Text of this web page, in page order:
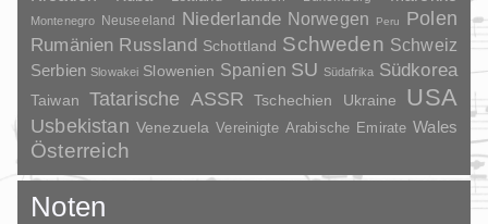
Montenegro Neuseeland Niederlande Norwegen Peru
Polen
Rumänien Russland Schottland Schweden Schweiz
Serbien Slowakei Slowenien Spanien SU Südafrika Südkorea
Taiwan Tatarische ASSR Tschechien Ukraine USA
Usbekistan Venezuela Vereinigte Arabische Emirate Wales
Österreich
Noten